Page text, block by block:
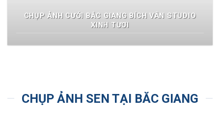
CHỤP ẢNH CƯỚI BẮC GIANG BÍCH VÂN STUDIO
XINH TƯƠI
CHỤP ẢNH SEN TẠI BĂC GIANG